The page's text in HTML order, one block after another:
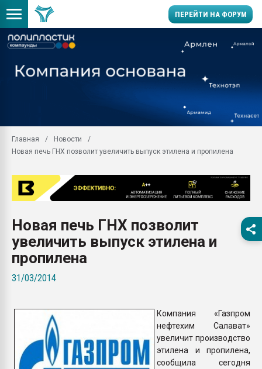
ПЕРЕЙТИ НА ФОРУМ
Вакуум-формовочные
ближайшее
28.07.2026
Всё, что касается
бутылок
Материал поверхности
вакуумного
Главная
Новости
Новая печь ГНХ позволит увеличить выпуск этилена и пропилена
Новая печь ГНХ позволит
увеличить выпуск этилена и
пропилена
31/03/2014
Компания «Газпром
нефтехим Салават»
увеличит производство
этилена и пропилена,
сообщила сегодня